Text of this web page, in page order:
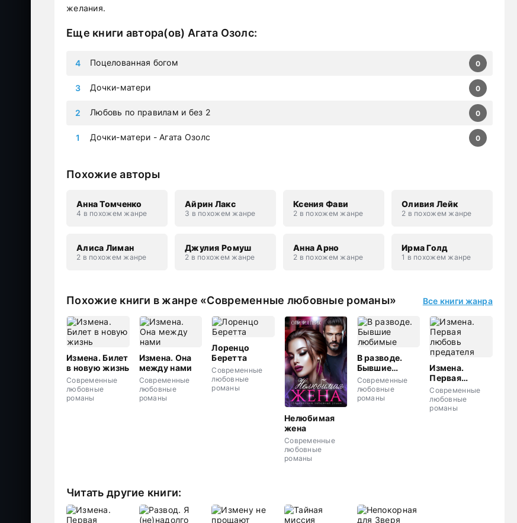
желания.
Еще книги автора(ов) Агата Озолс:
Дочки-матери - Агата Озолс 0
Любовь по правилам и без 2 0
Дочки-матери 0
Поцелованная богом 0
Похожие авторы
Анна Томченко
4 в похожем жанре
Айрин Лакс
3 в похожем жанре
Ксения Фави
2 в похожем жанре
Оливия Лейк
2 в похожем жанре
Алиса Лиман
2 в похожем жанре
Джулия Ромуш
2 в похожем жанре
Анна Арно
2 в похожем жанре
Ирма Голд
1 в похожем жанре
Похожие книги в жанре «Современные любовные романы» Все книги жанра
Измена. Билет
в новую жизнь
Современные
любовные
романы
Измена. Она
между нами
Современные
любовные
романы
Лоренцо
Беретта
Современные
любовные
романы
Нелюбимая
жена
Современные
любовные
романы
В разводе.
Бывшие
любимые
Современные
любовные
романы
Измена.
Первая
любовь
предателя
Современные
любовные
романы
Читать другие книги: